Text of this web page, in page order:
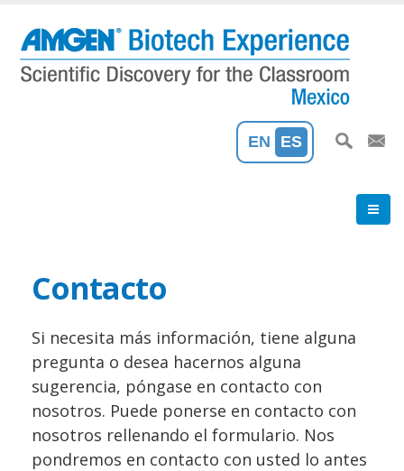
contenido
principal
EN ES
Contacto
Si necesita más información, tiene alguna
pregunta o desea hacernos alguna
sugerencia, póngase en contacto con
nosotros. Puede ponerse en contacto con
nosotros rellenando el formulario. Nos
pondremos en contacto con usted lo antes